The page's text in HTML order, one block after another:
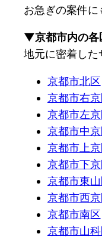
お急ぎの案件に
▼京都市内の各
地元に密着し
京都市北区
京都市右
京都市左
京都市中
京都市上
京都市下
京都市東
京都市西
京都市南区
京都市山